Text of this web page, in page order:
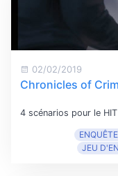
02/02/2019
Chronicles of
4 scénarios pour le
JEU